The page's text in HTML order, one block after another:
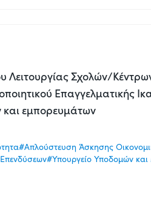
Λειτουργίας Σχολών/
Επαγγελματικής
εμπορευμάτων
#Απλούστευση Άσκησης
#Υπουργείο Υποδομών